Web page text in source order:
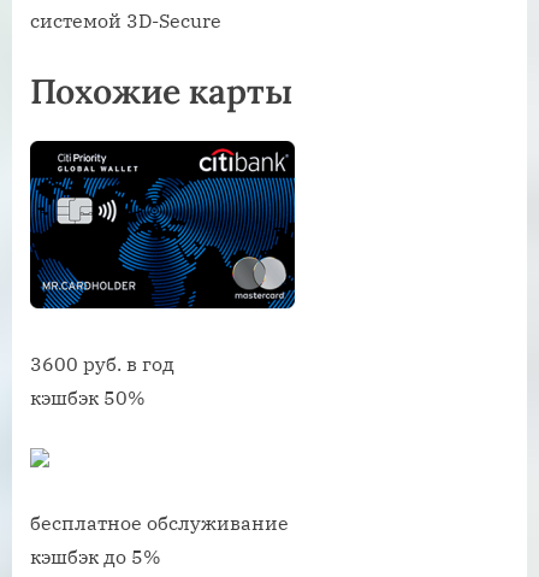
системой 3D-Secure
Похожие карты
3600 руб. в год
кэшбэк 50%
бесплатное обслуживание
кэшбэк до 5%